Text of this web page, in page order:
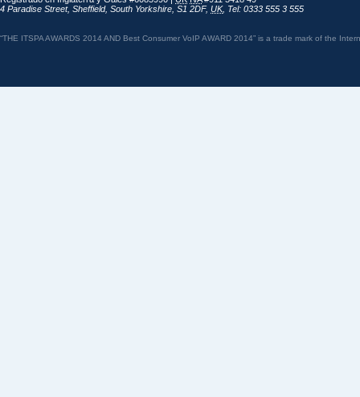
4 Paradise Street, Sheffield, South Yorkshire S1 2DF, UK, Tel: 0333 555 3 555
“THE ITSPA AWARDS 2014 AND Best Consumer VoIP AWARD 2014” is a trade mark of the